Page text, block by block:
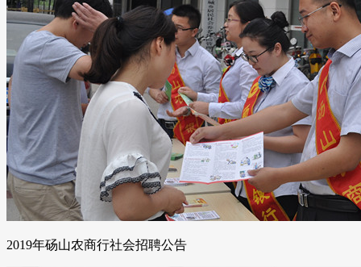
2019年砀山农商行社会招聘公告